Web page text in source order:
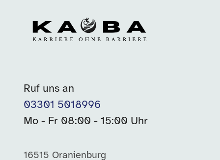
Ruf uns an
03301 5018996
Mo - Fr 08:00 - 15:00 Uhr
16515 Oranienburg